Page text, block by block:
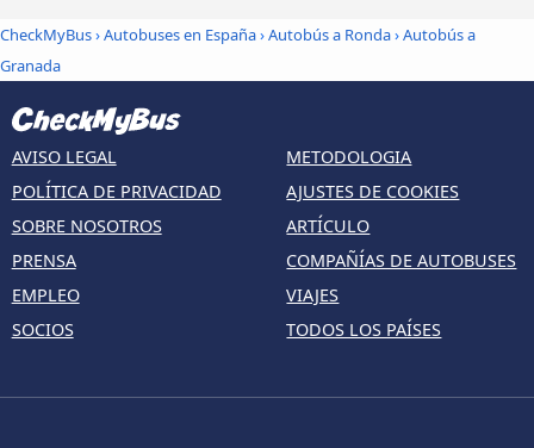
CheckMyBus›Autobuses en España›Autobús a Ronda›Autobús a
Granada
AVISO LEGAL
POLÍTICA DE PRIVACIDAD
SOBRE NOSOTROS
PRENSA
EMPLEO
SOCIOS
METODOLOGIA
AJUSTES DE COOKIES
ARTÍCULO
COMPAÑÍAS DE AUTOBUSES
VIAJES
TODOS LOS PAÍSES